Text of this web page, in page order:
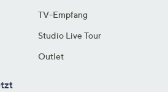
TV-Empfang
Studio Live Tour
Outlet